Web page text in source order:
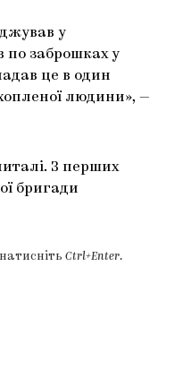
у
по заброшках у
це в один
людини», —
З перших
бригади
Ctrl+Enter.